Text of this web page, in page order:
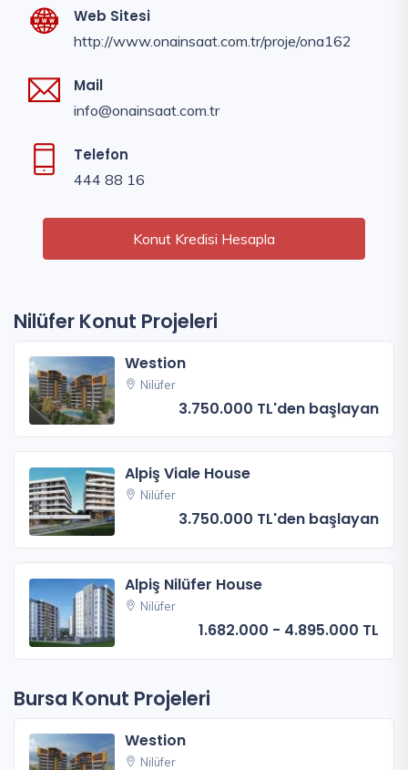
Web Sitesi
http://www.onainsaat.com.tr/proje/ona162
Mail
info@onainsaat.com.tr
Telefon
444 88 16
Konut Kredisi Hesapla
Nilüfer Konut Projeleri
Westion
Nilüfer
3.750.000 TL'den başlayan
Alpiş Viale House
Nilüfer
3.750.000 TL'den başlayan
Alpiş Nilüfer House
Nilüfer
1.682.000 - 4.895.000 TL
Bursa Konut Projeleri
Westion
Nilüfer